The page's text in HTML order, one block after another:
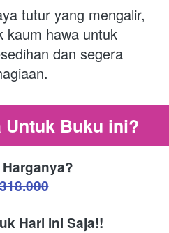
tutur yang mengalir,
kaum hawa untuk
dan segera
Untuk Buku ini?
Hari ini Saja!!